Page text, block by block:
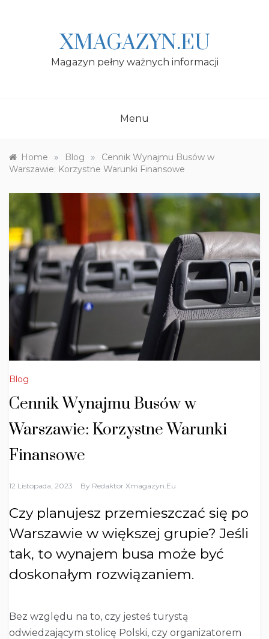
XMAGAZYN.EU
Magazyn pełny ważnych informacji
Menu
Home » Blog »
Cennik Wynajmu Busów w
Warszawie: Korzystne Warunki Finansowe
Blog
Cennik Wynajmu Busów w
Warszawie: Korzystne Warunki
Finansowe
12 Listopada, 2023 By Redaktor Xmagazyn.eu
Czy planujesz przemieszczać się po
Warszawie w większej grupie? Jeśli
tak, to wynajem busa może być
doskonałym rozwiązaniem.
Bez względu na to, czy jesteś turystą
odwiedzającym stolicę Polski, czy organizatorem